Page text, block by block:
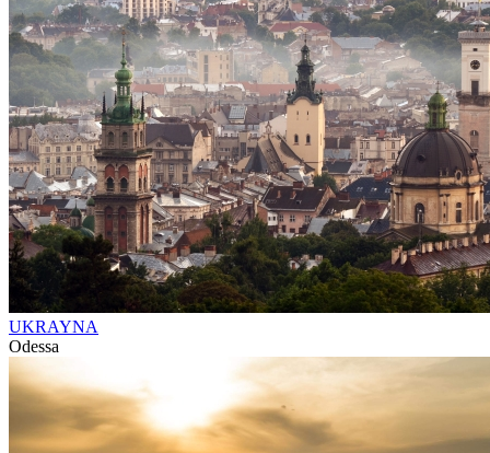
UKRAYNA
Odessa